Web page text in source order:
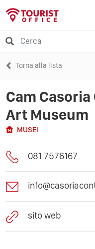
Torna alla lista
Cam
Art Museum
MUSEI
081 7576167
sito web